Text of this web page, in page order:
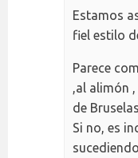
Estamos
fiel estilo
Parece
,al alimón
de
Si no, es